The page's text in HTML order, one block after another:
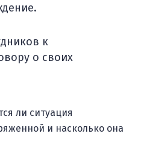
к
о своих
ли ситуация
и насколько она